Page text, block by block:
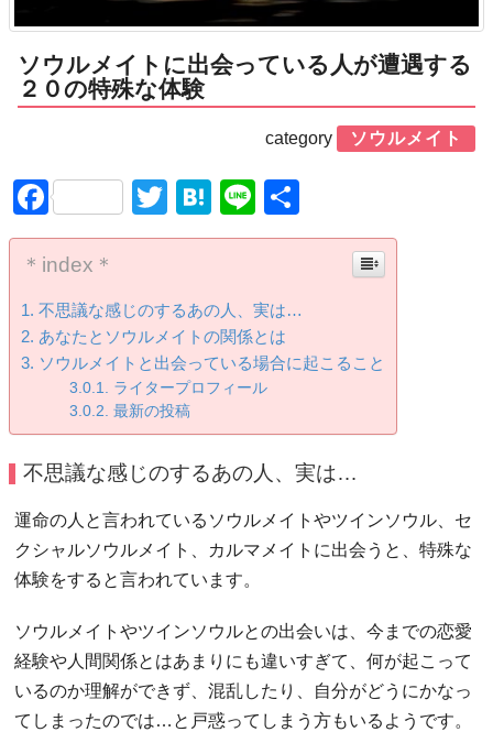
ソウルメイトに出会っている人が遭遇する
２０の特殊な体験
category ソウルメイト
FacebookTwitter
Hatena
Line
有
＊index＊
不思議な感じのするあの人、実は…
あなたとソウルメイトの関係とは
ソウルメイトと出会っている場合に起こること
ライタープロフィール
最新の投稿
不思議な感じのするあの人、実は…
運命の人と言われているソウルメイトやツインソウル、セ
クシャルソウルメイト、カルマメイトに出会うと、特殊な
体験をすると言われています。
ソウルメイトやツインソウルとの出会いは、今までの恋愛
経験や人間関係とはあまりにも違いすぎて、何が起こって
いるのか理解ができず、混乱したり、自分がどうにかなっ
てしまったのでは…と戸惑ってしまう方もいるようです。